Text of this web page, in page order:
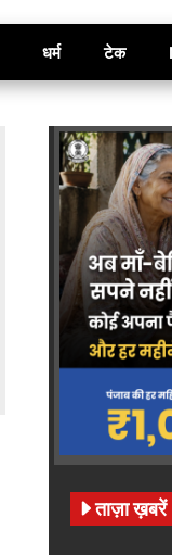
धर्म टेक
ताज़ा ख़बरें